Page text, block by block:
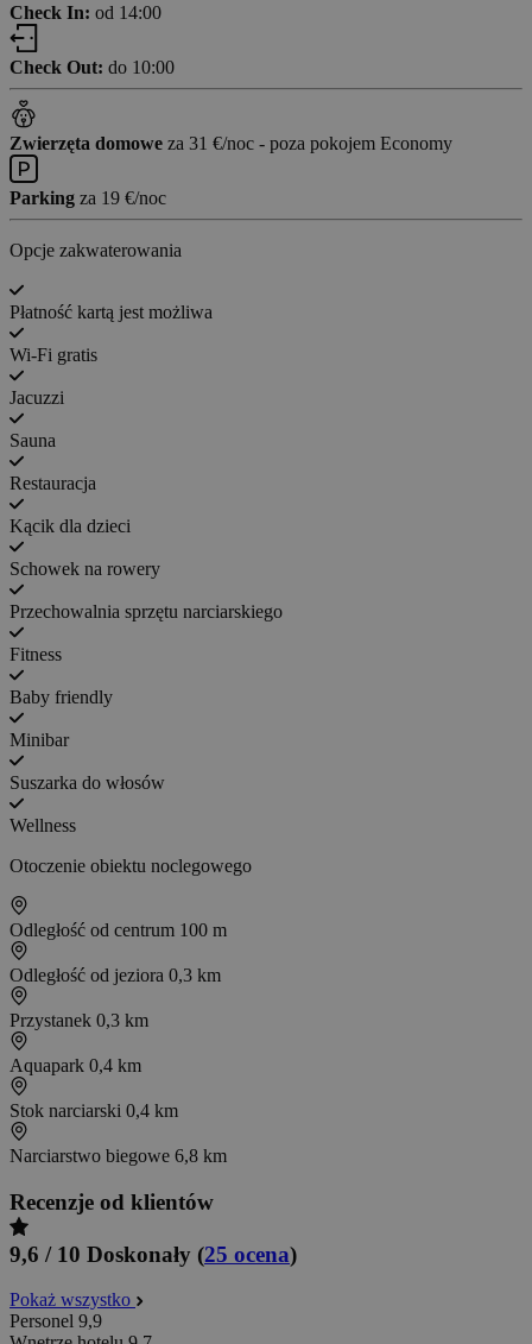
Check In: od 14:00
Check Out: do 10:00
Zwierzęta domowe za 31 €/noc - poza pokojem Economy
Parking za 19 €/noc
Opcje zakwaterowania
Płatność kartą jest możliwa
Wi-Fi gratis
Jacuzzi
Sauna
Restauracja
Kącik dla dzieci
Schowek na rowery
Przechowalnia sprzętu narciarskiego
Fitness
Baby friendly
Minibar
Suszarka do włosów
Wellness
Otoczenie obiektu noclegowego
Odległość od centrum 100 m
Odległość od jeziora 0,3 km
Przystanek 0,3 km
Aquapark 0,4 km
Stok narciarski 0,4 km
Narciarstwo biegowe 6,8 km
Recenzje od klientów
9,6 / 10 Doskonały (25 ocena)
Pokaż wszystko
Personel 9,9